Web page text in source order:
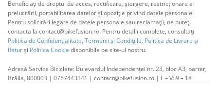
Beneficiați de dreptul de acces, rectificare, ștergere, restricționare a
prelucrării, portabilitatea datelor și opoziție privind datele personale.
Pentru solicitări legate de datele personale sau reclamații, ne puteți
contacta la contact@bikefusion.ro. Pentru detalii complete, consultați
Politica de Confidențialitate, Termenii și Condițiile, Politica de Livrare și
Returși Politica Cookie disponibile pe site-ul nostru.
Adresă Service Biciclete: Bulevardul Independenței nr. 23, bloc A3, parter,
Brăila, 800003 | 0767443341 | contact@bikefusion.ro | L – V: 9 – 18